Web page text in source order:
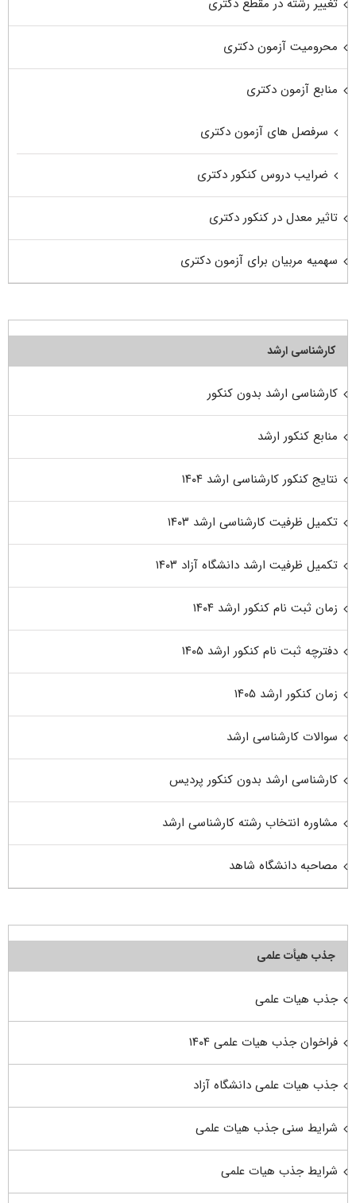
تغییر رشته در مقطع دکتری
محرومیت آزمون دکتری
منابع آزمون دکتری
سرفصل های آزمون دکتری
ضرایب دروس کنکور دکتری
تاثیر معدل در کنکور دکتری
سهمیه مربیان برای آزمون دکتری
کارشناسی ارشد
کارشناسی ارشد بدون کنکور
منابع کنکور ارشد
نتایج کنکور کارشناسی ارشد ۱۴۰۴
تکمیل ظرفیت کارشناسی ارشد ۱۴۰۳
تکمیل ظرفیت ارشد دانشگاه آزاد ۱۴۰۳
زمان ثبت نام کنکور ارشد ۱۴۰۴
دفترچه ثبت نام کنکور ارشد ۱۴۰۵
زمان کنکور ارشد ۱۴۰۵
سوالات کارشناسی ارشد
کارشناسی ارشد بدون کنکور پردیس
مشاوره انتخاب رشته کارشناسی ارشد
مصاحبه دانشگاه شاهد
جذب هیأت علمی
جذب هیات علمی
فراخوان جذب هیات علمی ۱۴۰۴
جذب هیات علمی دانشگاه آزاد
شرایط سنی جذب هیات علمی
شرایط جذب هیات علمی